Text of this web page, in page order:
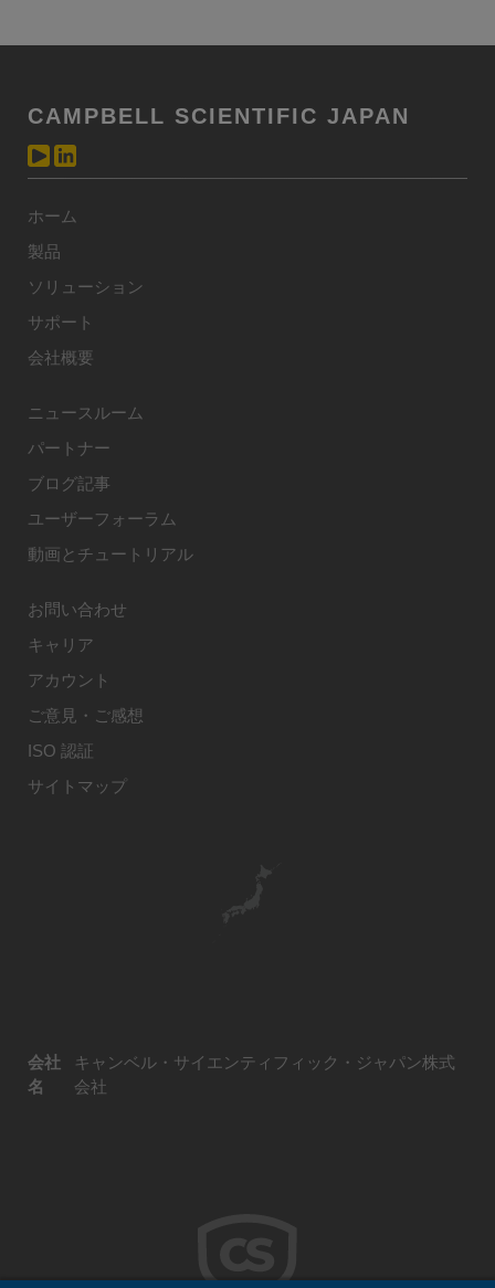
CAMPBELL SCIENTIFIC JAPAN
ホーム
製品
ソリューション
サポート
会社概要
ニュースルーム
パートナー
ブログ記事
ユーザーフォーラム
動画とチュートリアル
お問い合わせ
キャリア
アカウント
ご意見・ご感想
ISO 認証
サイトマップ
会社
名
キャンベル・サイエンティフィック・ジャパン株式
会社